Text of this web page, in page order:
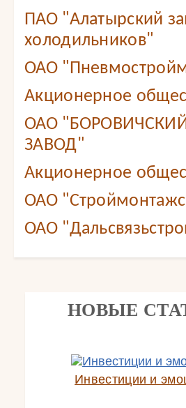
ПАО "Алатырский
холодильников"
ОАО
Акционерное
ОАО
ЗАВОД"
Акционерное
ОАО
ОАО
НОВЫЕ
Инвестиции и